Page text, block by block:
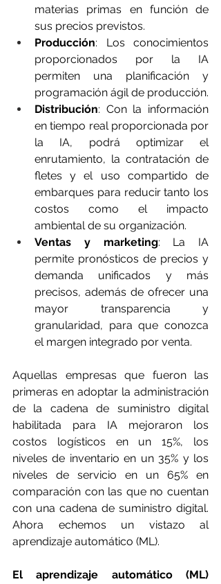
materias primas en función de
sus precios previstos.
Producción: Los conocimientos
proporcionados por la IA
permiten una planificación y
programación ágil de producción.
Distribución: Con la información
en tiempo real proporcionada por
la IA, podrá optimizar el
enrutamiento, la contratación de
fletes y el uso compartido de
embarques para reducir tanto los
costos como el impacto
ambiental de su organización.
Ventas y marketing: La IA
permite pronósticos de precios y
demanda unificados y más
precisos, además de ofrecer una
mayor transparencia y
granularidad, para que conozca
el margen integrado por venta.
Aquellas empresas que fueron las
primeras en adoptar la administración
de la cadena de suministro digital
habilitada para IA mejoraron los
costos logísticos en un 15%, los
niveles de inventario en un 35% y los
niveles de servicio en un 65% en
comparación con las que no cuentan
con una cadena de suministro digital.
Ahora echemos un vistazo al
aprendizaje automático (ML).
El aprendizaje automático (ML)